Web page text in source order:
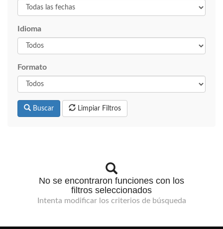
Idioma
Formato
Buscar Limpiar Filtros
No se encontraron funciones con los
filtros seleccionados
Intenta modificar los criterios de búsqueda